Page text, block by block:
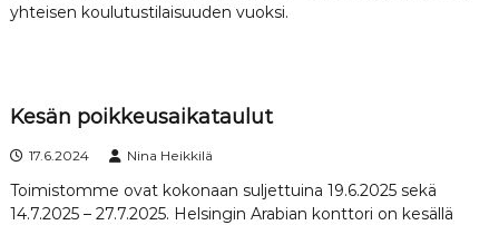
yhteisen koulutustilaisuuden vuoksi.
Kesän poikkeusaikataulut
17.6.2024 Nina Heikkilä
Toimistomme ovat kokonaan suljettuina 19.6.2025 sekä
14.7.2025 – 27.7.2025. Helsingin Arabian konttori on kesällä